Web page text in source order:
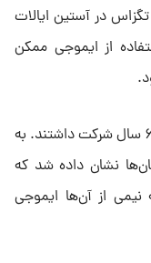
در آستین ایالات
از ایموجی‌ ممکن
در این پژوهش، ۲۶۰ بزرگسال بین ۲۳ تا ۶۷ سال شرکت داشتند. به
پیام‌رسان‌ها نشان داده شد که
از آن‌ها ایموجی